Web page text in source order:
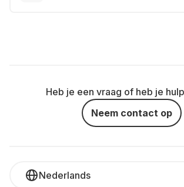
Heb je een vraag of heb je
Neem contact op
Nederlands